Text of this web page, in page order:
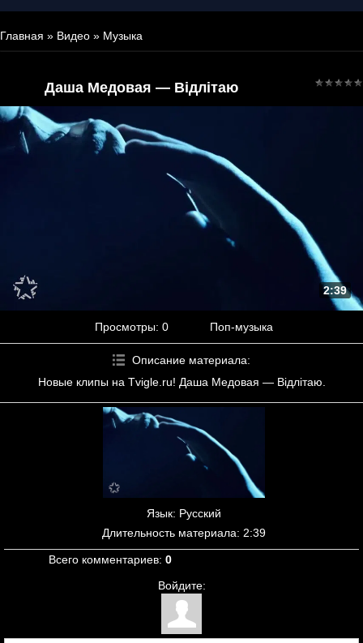
Главная » Видео » Музыка
Даша Медовая — Відлітаю
2:39
Просмотры: 0 Поп-музыка
Описание материала:
Новые клипы на Tvigle.ru! Даша Медовая — Відлітаю.
Язык: Русский
Длительность материала: 2:39
Всего комментариев: 0
Войдите: